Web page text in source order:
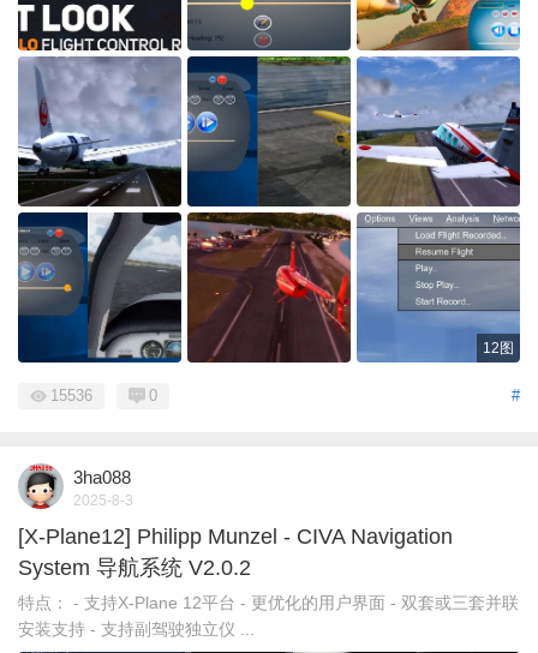
12图
#
15536 0
3ha088
2025-8-3
[X-Plane12] Philipp Munzel - CIVA Navigation
System 导航系统 V2.0.2
特点： - 支持X-Plane 12平台 - 更优化的用户界面 - 双套或三套并联
安装支持 - 支持副驾驶独立仪 ...